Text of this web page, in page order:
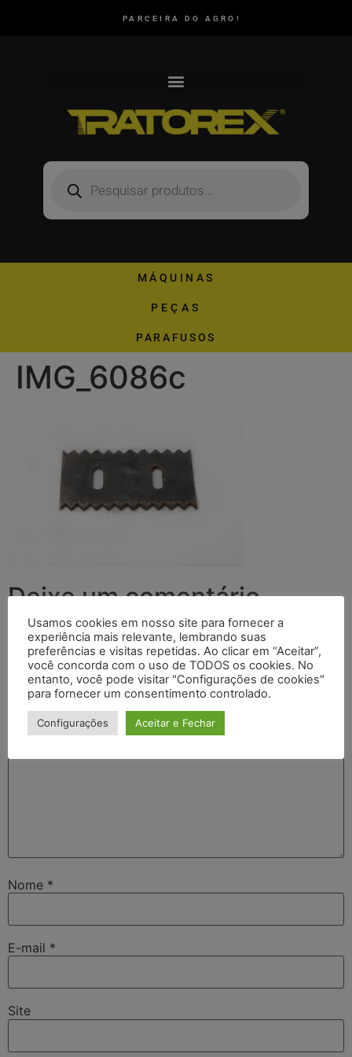
PARCEIRA DO AGRO!
MÁQUINAS
PEÇAS
PARAFUSOS
IMG_6086c
Deixe um comentário
O seu endereço de e-mail não será publicado.
obrigatórios são marcados com *
Comentário*
Nome *
E-mail *
Site
Usamos cookies em nosso site para fornecer a
experiência mais relevante, lembrando suas
preferências e visitas repetidas. Ao clicar em “Aceitar”,
você concorda com o uso de TODOS os cookies. No
entanto, você pode visitar "Configurações de cookies"
para fornecer um consentimento controlado.
Configurações Aceitar e Fechar